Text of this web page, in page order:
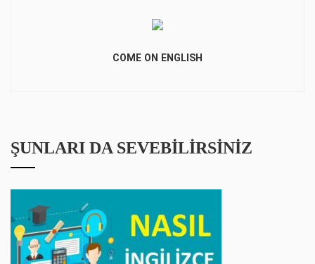
COME ON ENGLISH
ŞUNLARI DA SEVEBILIRSINIZ